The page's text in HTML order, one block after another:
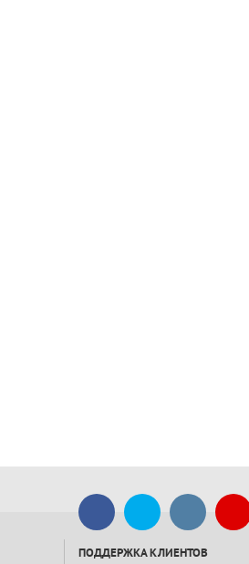
ПОДДЕРЖКА КЛИЕНТОВ